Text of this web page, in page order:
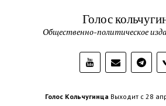
Голос
Общественно-политическое
Голос Кольчугинца Выходит с 28